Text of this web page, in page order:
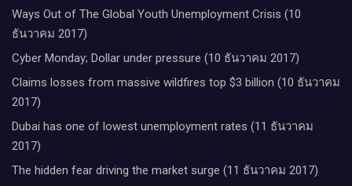
Ways Out of The Global Youth Unemployment Crisis (10
ธันวาคม 2017)
Cyber Monday; Dollar under pressure (10 ธันวาคม 2017)
Claims losses from massive wildfires top $3 billion (10 ธันวาคม
2017)
Dubai has one of lowest unemployment rates (11 ธันวาคม
2017)
The hidden fear driving the market surge (11 ธันวาคม 2017)